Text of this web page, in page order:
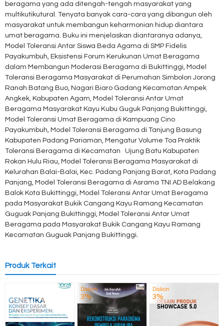
beragama yang ada ditengah-tengah masyarakat yang
multikutikutural. Tenyata banyak cara-cara yang dibangun oleh
masyarakat untuk membangun keharmonian hidup diantara
umat beragama. Buku ini menjelaskan diantaranya adanya,
Model Toleransi Antar Siswa Beda Agama di SMP Fidelis
Payakumbuh, Eksistensi Forum Kerukunan Umat Beragama
dalam Membangun Moderasi Beragama di Bukittinggi, Model
Toleransi Beragama Masyarakat di Perumahan Simbolon Jorong
Ranah Batang Buo, Nagari Biaro Gadang Kecamatan Ampek
Angkek, Kabupaten Agam, Model Toleransi Antar Umat
Beragama Masyarakat Kayu Kubu Guguk Panjang Bukittinggi,
Model Toleransi Umat Beragama di Kampuang Cino
Payakumbuh, Model Toleransi Beragama di Tanjung Basung
Kabupaten Padang Pariaman, Mengatur Volume Toa Praktik
Toleransi Beragama di Kecamatan Ujung Batu Kabupaten
Rokan Hulu Riau, Model Toleransi Beragama Masyarakat di
Kelurahan Balai-Balai, Kec. Padang Panjang Barat, Kota Padang
Panjang, Model Toleransi Beragama di Asrama TNI AD Belakang
Balok Kota Bukittinggi, Model Toleransi Antar Umat Beragama
pada Masyarakat Bukik Cangang Kayu Ramang Kecamatan
Guguak Panjang Bukittinggi, Model Toleransi Antar Umat
Beragama pada Masyarakat Bukik Cangang Kayu Ramang
Kecamatan Guguak Panjang Bukittinggi.
Produk Terkait
Diskon
3%
Diskon
3%